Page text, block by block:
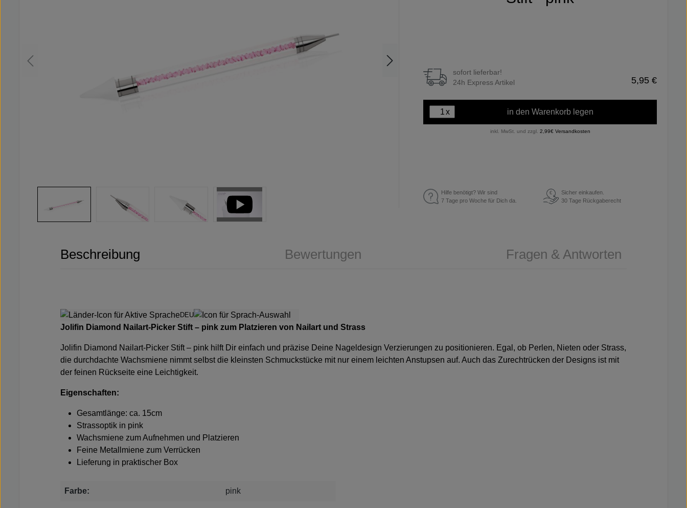
sofort lieferbar!
24h Express Artikel
5,95 €
x in den Warenkorb legen
inkl. MwSt. und zzgl. 2,99€ Versandkosten
Hilfe benötigt? Wir sind
7 Tage pro Woche für Dich da.
€
Sicher einkaufen.
30 Tage Rückgaberecht
Beschreibung Bewertungen Fragen & Antworten
DEU
Jolifin Diamond Nailart-Picker Stift – pink zum Platzieren von Nailart und Strass
Jolifin Diamond Nailart-Picker Stift – pink hilft Dir einfach und präzise Deine Nageldesign Verzierungen zu positionieren. Egal, ob Perlen, Nieten oder Strass,
die durchdachte Wachsmiene nimmt selbst die kleinsten Schmuckstücke mit nur einem leichten Anstupsen auf. Auch das Zurechtrücken der Designs ist mit
der feinen Rückseite eine Leichtigkeit.
Eigenschaften:
Gesamtlänge: ca. 15cm
Strassoptik in pink
Wachsmiene zum Aufnehmen und Platzieren
Feine Metallmiene zum Verrücken
Lieferung in praktischer Box
Farbe: pink